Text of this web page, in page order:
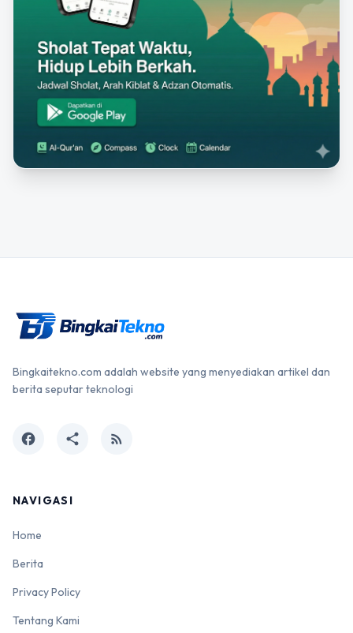
Bingkaitekno.com adalah website yang menyediakan artikel dan
berita seputar teknologi
facebook share rss_feed
NAVIGASI
Home
Berita
Privacy Policy
Tentang Kami